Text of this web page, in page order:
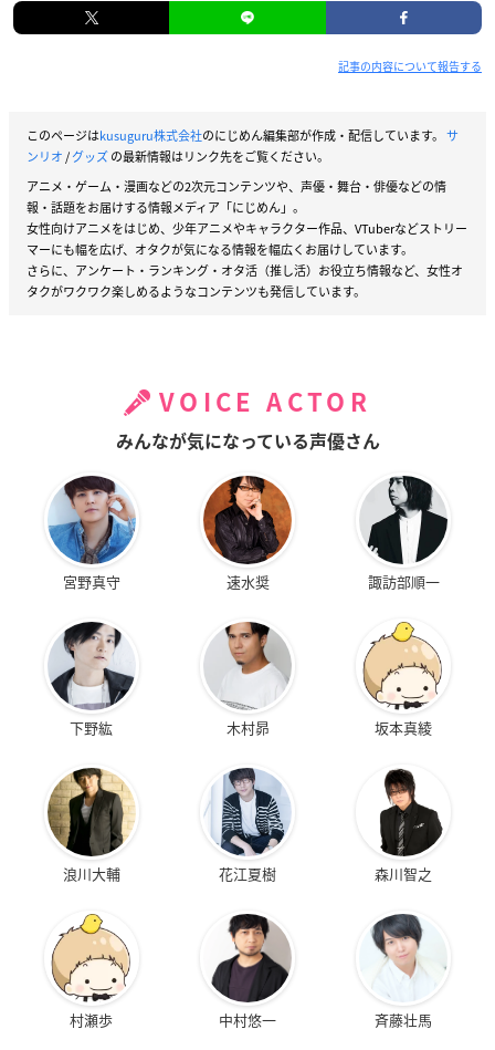
記事の内容について報告する
このページはkusuguru株式会社のにじめん編集部が作成・配信しています。 サ
ンリオ/グッズの最新情報はリンク先をご覧ください。
アニメ・ゲーム・漫画などの2次元コンテンツや、声優・舞台・俳優などの情
報・話題をお届けする情報メディア「にじめん」。
女性向けアニメをはじめ、少年アニメやキャラクター作品、VTuberなどストリー
マーにも幅を広げ、オタクが気になる情報を幅広くお届けしています。
さらに、アンケート・ランキング・オタ活（推し活）お役立ち情報など、女性オ
タクがワクワク楽しめるようなコンテンツも発信しています。
VOICE ACTOR
みんなが気になっている声優さん
宮野真守 速水奨 諏訪部順一
下野紘 木村昴 坂本真綾
浪川大輔 花江夏樹 森川智之
村瀬歩 中村悠一 斉藤壮馬